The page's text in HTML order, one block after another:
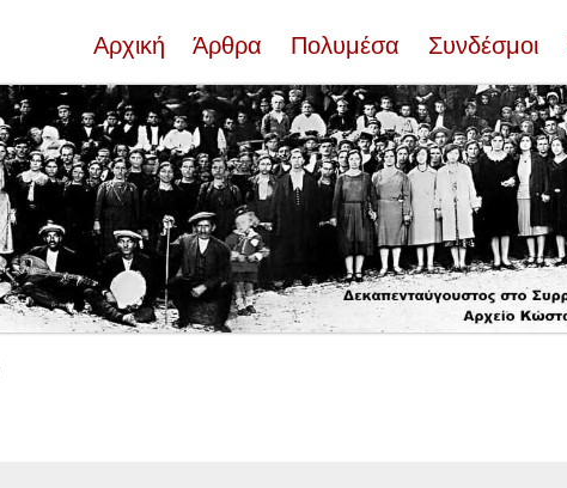
Αρχική Άρθρα Πολυμέσα Συνδέσμοι